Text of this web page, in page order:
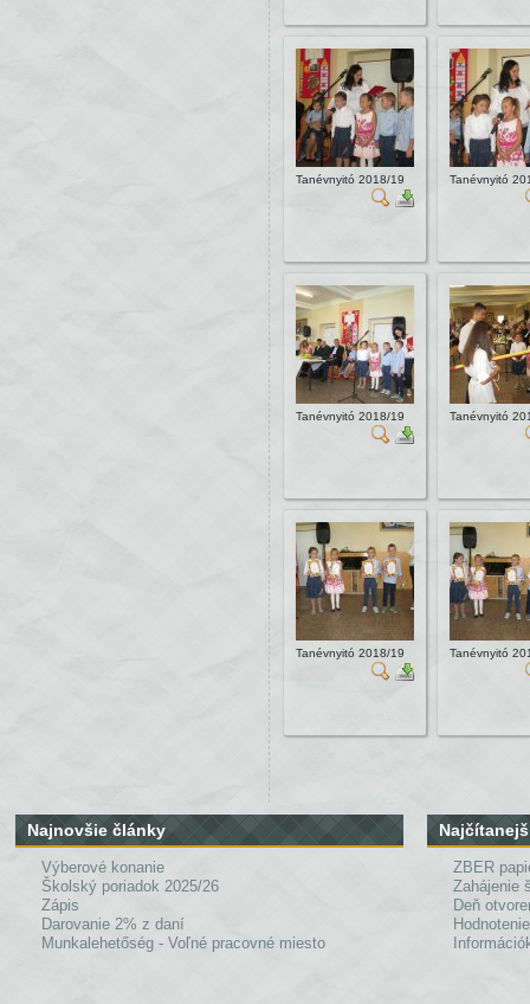
Tanévnyitó 2018/19 Tanévnyitó
Tanévnyitó 2018/19 Tanévnyitó
Tanévnyitó 2018/19 Tanévnyitó
Najnovšie články
Výberové konanie
Školský poriadok 2025/26
Zápis
Darovanie 2% z daní
Munkalehetőség - Voľné pracovné miesto
ZBER
Zahájenie
Deň